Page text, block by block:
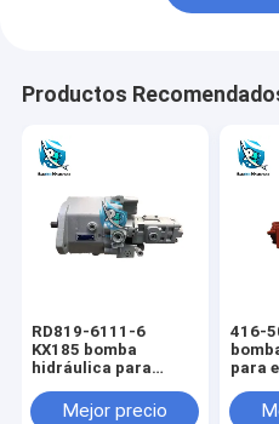
Productos
RD819-6111-6
KX185 bomba
hidráulica para
Mejor precio
416-
para